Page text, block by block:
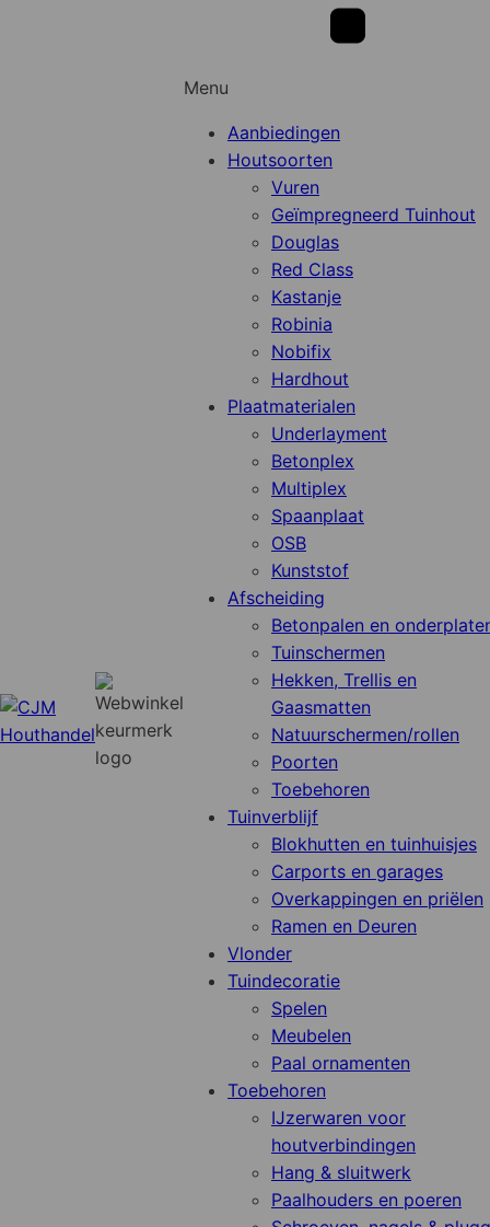
Menu
Aanbiedingen
Houtsoorten
Vuren
Geïmpregneerd Tuinhout
Douglas
Red Class
Kastanje
Robinia
Nobifix
Hardhout
Plaatmaterialen
Underlayment
Betonplex
Multiplex
Spaanplaat
OSB
Kunststof
Afscheiding
Betonpalen en
Tuinschermen
Hekken, Trellis en
Gaasmatten
Natuurschermen/rollen
Poorten
Toebehoren
Tuinverblijf
Blokhutten en tuinhuisjes
Carports en garages
Overkappingen en priëlen
Ramen en Deuren
Vlonder
Tuindecoratie
Spelen
Meubelen
Paal ornamenten
Toebehoren
IJzerwaren voor
houtverbindingen
Hang & sluitwerk
Paalhouders en poeren